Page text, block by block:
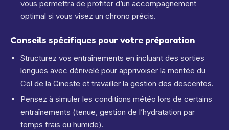
vous permettra de profiter d’un accompagnement
optimal si vous visez un chrono précis.
Conseils spécifiques pour votre préparation
Structurez vos entraînements en incluant des sorties
longues avec dénivelé pour apprivoiser la montée du
Col de la Gineste et travailler la gestion des descentes.
Pensez à simuler les conditions météo lors de certains
entraînements (tenue, gestion de l’hydratation par
temps frais ou humide).